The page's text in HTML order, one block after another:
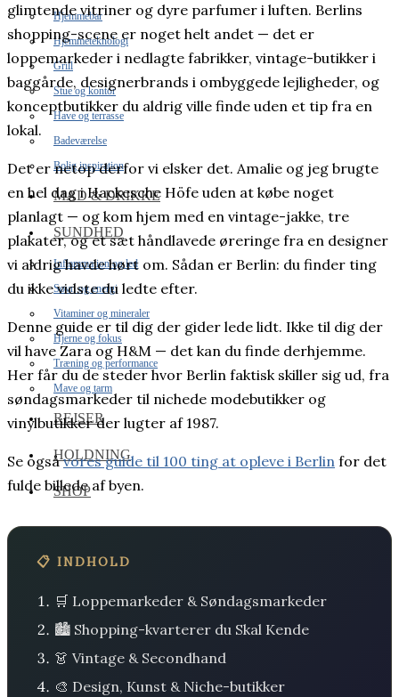
Hjemmebar
Hjemmeteknologi
Grill
Stue og kontor
Have og terrasse
Badeværelse
Bolig inspiration
MAD & DRIKKE
SUNDHED
Inflammation og led
Søvn og energi
Vitaminer og mineraler
Hjerne og fokus
Træning og performance
Mave og tarm
REJSER
HOLDNING
SHOP
glimtende vitriner og dyre parfumer i luften. Berlins
shopping-scene er noget helt andet — det er
loppemarkeder i nedlagte fabrikker, vintage-butikker i
baggårde, designerbrands i ombyggede lejligheder, og
konceptbutikker du aldrig ville finde uden et tip fra en
lokal.
Det er netop derfor vi elsker det. Amalie og jeg brugte
en hel dag i Hackesche Höfe uden at købe noget
planlagt — og kom hjem med en vintage-jakke, tre
plakater, og et sæt håndlavede øreringe fra en designer
vi aldrig havde hørt om. Sådan er Berlin: du finder ting
du ikke vidste du ledte efter.
Denne guide er til dig der gider lede lidt. Ikke til dig der
vil have Zara og H&M — det kan du finde derhjemme.
Her får du de steder hvor Berlin faktisk skiller sig ud, fra
søndagsmarkeder til nichede modebutikker og
vinylbutikker der lugter af 1987.
Se ogsåvores guide til 100 ting at opleve i Berlin for det
fulde billede af byen.
📋 INDHOLD
🛒 Loppemarkeder & Søndagsmarkeder
🏙️ Shopping-kvarterer du Skal Kende
👗 Vintage & Secondhand
🎨 Design, Kunst & Niche-butikker